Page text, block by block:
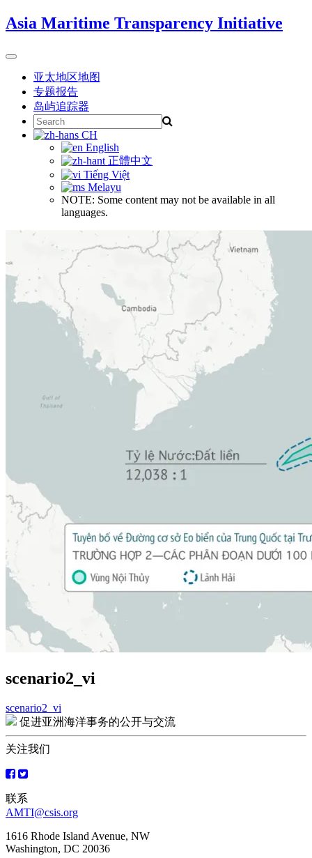
Skip
to
Asia Maritime Transparency Initiative
Toggle
navigation亚太地区地图
专题报告
岛屿追踪器
Search
for:
CH
English
正體中文
Tiếng Việt
Melayu
NOTE: Some content may not be available in all
languages.
scenario2_vi
文
章
导
航
scenario2_vi
促进亚洲海洋事务的公开与交流
关注我们
联系
AMTI@csis.org
1616 Rhode Island Avenue, NW
Washington, DC 20036